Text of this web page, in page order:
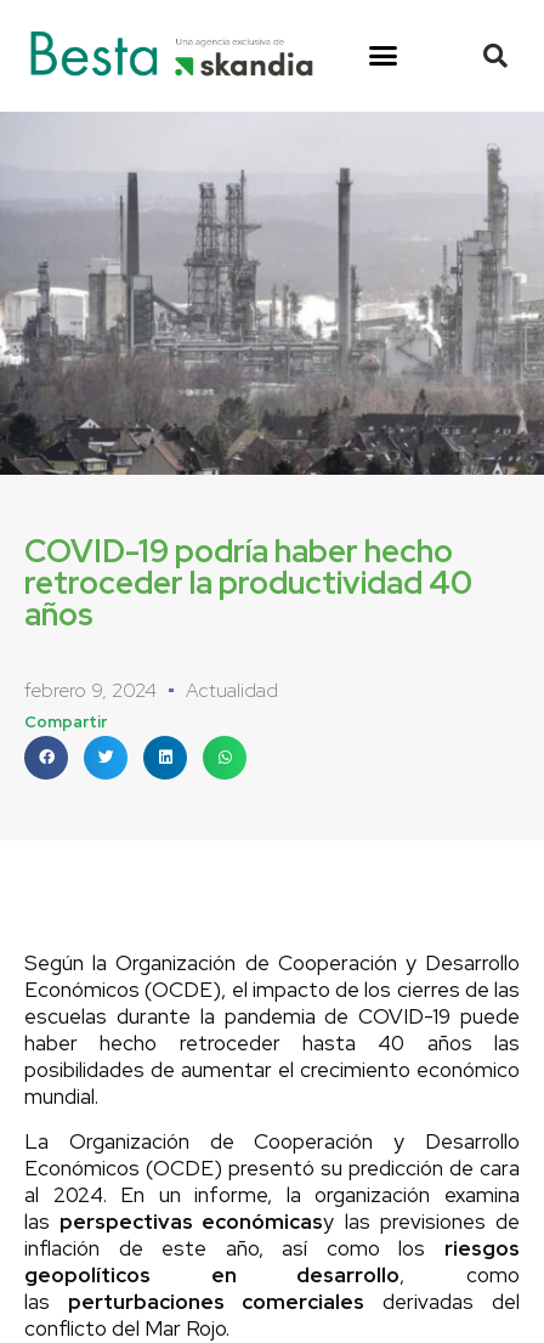
COVID-19 podría haber hecho
retroceder la productividad 40
años
febrero 9, 2024 Actualidad
Compartir
Según la Organización de Cooperación y Desarrollo
Económicos (OCDE), el impacto de los cierres de las
escuelas durante la pandemia de COVID-19 puede
haber hecho retroceder hasta 40 años las
posibilidades de aumentar el crecimiento económico
mundial.
La Organización de Cooperación y Desarrollo
Económicos (OCDE) presentó su predicción de cara
al 2024. En un informe, la organización examina
las perspectivas económicasy las previsiones de
inflación de este año, así como los riesgos
geopolíticos en desarrollo, como
las perturbaciones comerciales derivadas del
conflicto del Mar Rojo.